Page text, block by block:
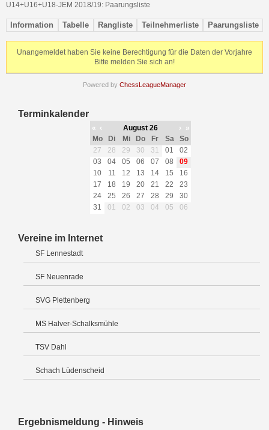
U14+U16+U18-JEM 2018/19: Paarungsliste
Information Tabelle Rangliste Teilnehmerliste Paarungsliste
Unangemeldet haben Sie keine Berechtigung für die Daten der Vorjahre
Bitte melden Sie sich an!
Powered by ChessLeagueManager
Terminkalender
« ‹ August 26 ›
»
Mo
Di Mi Do Fr Sa
So
27
28 29 30 31 01
02
03
04 05 06 07 08
09
10
11 12 13 14 15
16
17
18 19 20 21 22
23
24
25 26 27 28 29
30
31
01 02 03 04 05 06
Vereine im Internet
SF Lennestadt
SF Neuenrade
SVG Plettenberg
MS Halver-Schalksmühle
TSV Dahl
Schach Lüdenscheid
Ergebnismeldung - Hinweis